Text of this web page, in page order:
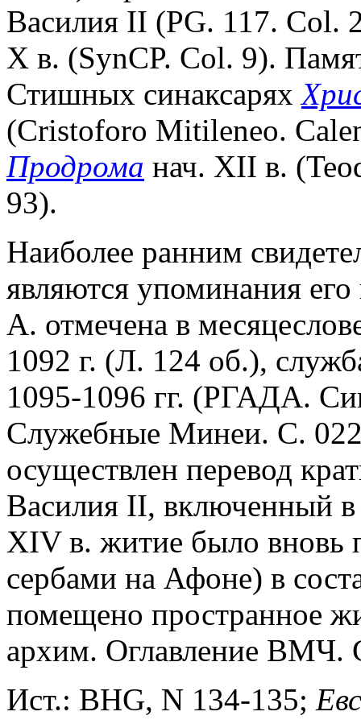
Василия II (PG. 117. Col.
X в. (SynCP. Col. 9).
Стишных синаксарях
(Cristoforo Mitileneo.
Продрома нач. XII в.
93).
Наиболее ранним
являются упоминания
А. отмечена в
1092 г. (Л. 124 об.),
1095-1096 гг. (РГАДА.
Служебные Минеи. С.
осуществлен перевод
Василия II, включенный
XIV в. житие было вновь
сербами на Афоне) в
помещено пространное
архим. Оглавление ВМЧ.
Ист.: BHG, N 134-135;